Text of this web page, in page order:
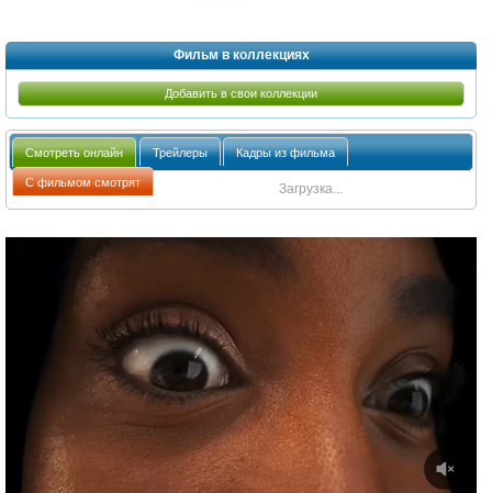
Фильм в коллекциях
Добавить в свои коллекции
Смотреть онлайн Трейлеры Кадры из фильма
С фильмом смотрят Загрузка...